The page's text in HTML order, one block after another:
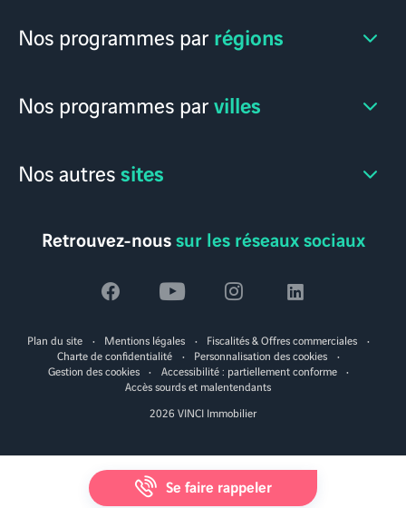
© Alentoor © OpenStreetMap
Se faire rappeler
Nos programmes par régions
Nos programmes parvilles
Nos autressites
Retrouvez-noussur les réseaux sociaux
Voir
la
page
facebook
Voir
la
page
youtube
Voir
la
page
instagram
Voir
page
linkedin
Plan du site Mentions légales
Fiscalités & Offres commerciales
Charte de confidentialité
Personnalisation des cookies
Gestion des cookies
Accessibilité : partiellement conforme
Accès sourds et malentendants
2026 VINCI Immobilier